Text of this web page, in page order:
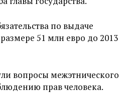
по выдаче
51 млн евро до 2013
вопросы межэтнического
прав человека.